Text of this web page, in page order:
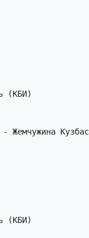
(КБИ)
Жемчужина
(КБИ)